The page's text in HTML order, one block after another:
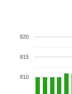
810
815
820